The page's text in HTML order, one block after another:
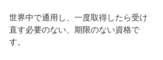
世界中で通用し、一度取得したら受け
直す必要のない、期限のない資格で
す。